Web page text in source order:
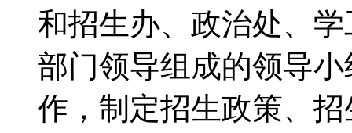
和招生办、政治处、
部门领导组成的领导
作，制定招生政策、